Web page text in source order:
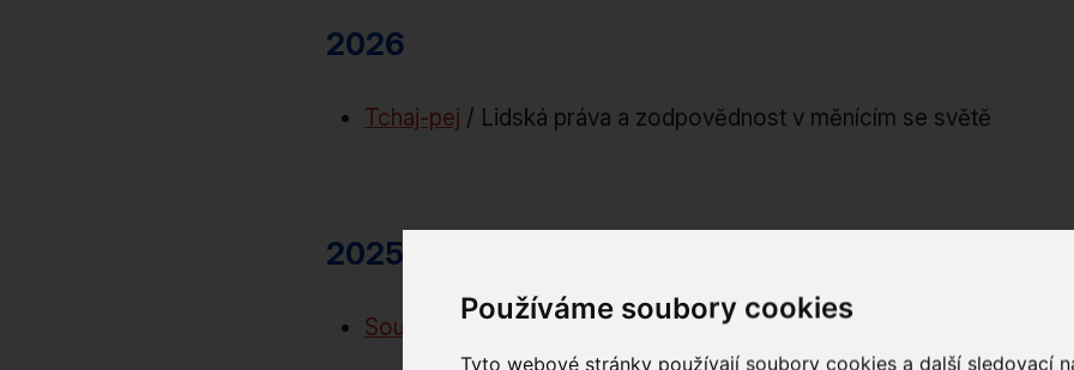
Používáme soubory cookies
Tyto webové stránky používají soubory cookies a další sledovací
2026
Tchaj-pej / Lidská práva a zodpovědnost v měnícím se světě
2025
Soul
/ Občanské hodnoty a participace: nové nahlédnutí na Havlův